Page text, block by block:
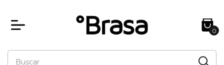
0